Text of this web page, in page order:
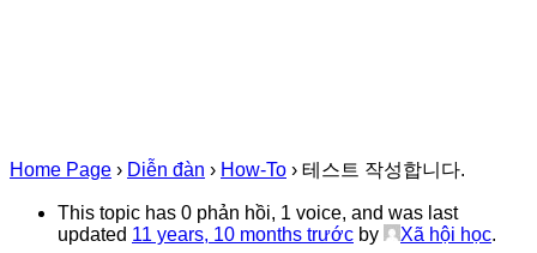
Home Page › Diễn đàn › How-To › 테스트 작성합니다.
This topic has 0 phản hồi, 1 voice, and was last
updated 11 years, 10 months trước by Xã hội học.